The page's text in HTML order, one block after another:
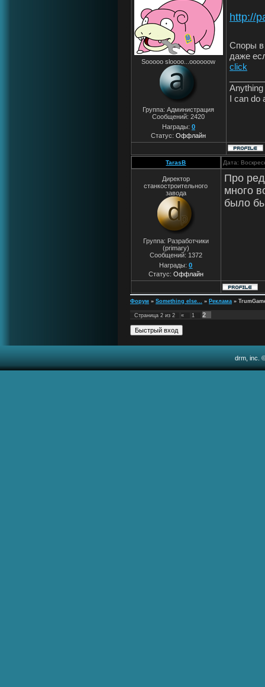
Sooooo sloooo...oooooow
Группа: Администрация
Сообщений:2420
Награды: 0
Статус:Оффлайн
http://
Споры в
даже
click
I can do
TarasB Дата:
Директор
станкостроительного
завода
Группа: Разработчики
(primary)
Сообщений: 1372
Награды:0
Статус: Оффлайн
Про
много
было бы
Форум » Something else... » Реклама »
Страница 2 из 2 « 1 2
drm, inc.